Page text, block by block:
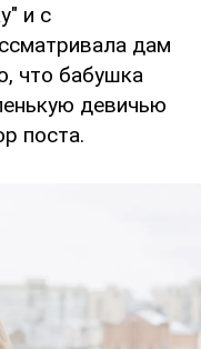
и с
дам
что бабушка
девичью
поста.